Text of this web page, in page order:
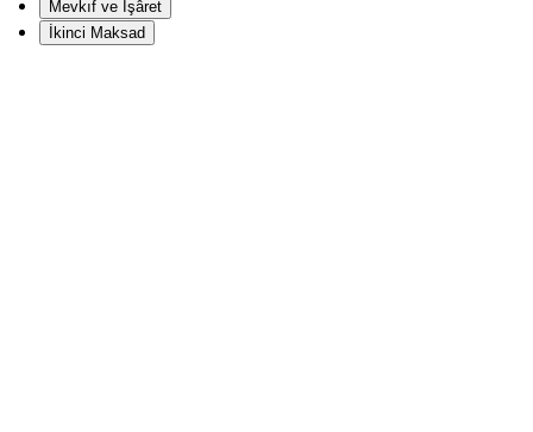
Mevkıf ve İşâret
İkinci Maksad